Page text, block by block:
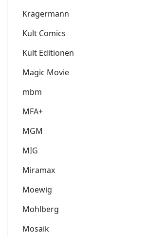
Krägermann
Kult Comics
Kult Editionen
Magic Movie
mbm
MFA+
MGM
MIG
Miramax
Moewig
Mohlberg
Mosaik